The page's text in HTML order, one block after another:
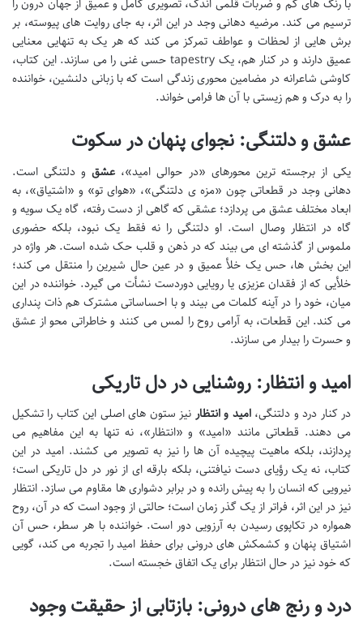
با رنگ های کم و ضربات قلمی اندک، تصویری کامل و عمیق از جهان درون را
ترسیم می کند. مرضیه دهانی وجد در این اثر، به جای روایت های پیوسته، بر
برش هایی از لحظات و عواطف تمرکز می کند که هر یک به تنهایی معنایی
عمیق دارند و در کنار هم، یک tapestry حسی غنی را می سازند. این کتاب،
کاوشی شاعرانه در مضامین محوری زندگی است که با زبانی دلنشین، خواننده
را به درک و هم زیستی با آن ها فرامی خواند.
عشق و دلتنگی: نجوای پنهان در سکوت
یکی از برجسته ترین محورهای «در حوالی امید»، عشقو دلتنگی است.
دهانی وجد در قطعاتی چون «مزه ی دلتنگی»، «هوای تو» و «اشتیاق»، به
ابعاد مختلف عشق می پردازد؛ عشقی که گاهی از دست رفته، گاه یک سویه و
گاه در انتظار وصال است. او دلتنگی را نه فقط یک نبود، بلکه حضوری
ملموس از گذشته ای می بیند که در ذهن و قلب حک شده است. هر واژه در
این بخش ها، حس یک خلأ عمیق و در عین حال شیرین را منتقل می کند؛
خلأیی که از فقدان عزیزی یا رویایی دوردست نشأت می گیرد. خواننده در این
میان، خود را در آینه کلمات می بیند و با احساساتی مشترک هم ذات پنداری
می کند. این قطعات، به آرامی روح را لمس می کنند و خاطراتی محو از عشق
و حسرت را بیدار می سازند.
امید و انتظار: روشنایی در دل تاریکی
در کنار درد و دلتنگی،امید و انتظار نیز ستون های اصلی این کتاب را تشکیل
می دهند. قطعاتی مانند «امید» و «انتظار»، نه تنها به این مفاهیم می
پردازند، بلکه ماهیت پیچیده آن ها را نیز به تصویر می کشند. امید در این
کتاب، نه یک رؤیای دست نیافتنی، بلکه بارقه ای از نور در دل تاریکی است؛
نیرویی که انسان را به پیش رانده و در برابر دشواری ها مقاوم می سازد. انتظار
نیز در این اثر، فراتر از یک گذر زمان است؛ حالتی از وجود است که در آن، روح
همواره در تکاپوی رسیدن به آرزویی دور است. خواننده با هر سطر، حس آن
اشتیاق پنهان و کشمکش های درونی برای حفظ امید را تجربه می کند، گویی
که خود نیز در حال انتظار برای یک اتفاق خجسته است.
درد و رنج های درونی: بازتابی از حقیقت وجود